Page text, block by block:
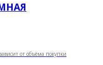
от объёма покупки